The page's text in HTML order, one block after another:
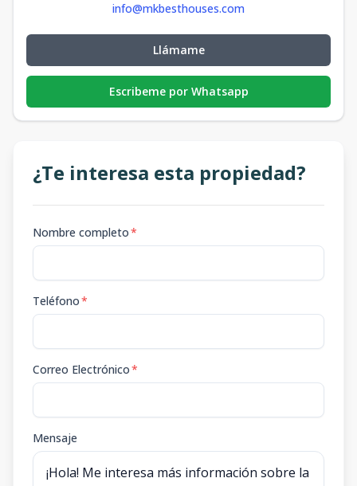
info@mkbesthouses.com
Llámame
Escribeme por Whatsapp
¿Te interesa esta propiedad?
Nombre completo*
Teléfono*
Correo Electrónico*
Mensaje